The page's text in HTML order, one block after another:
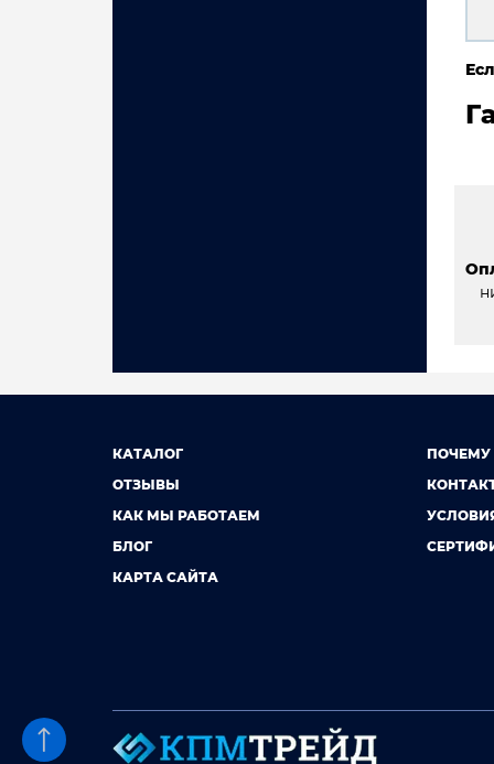
КАТАЛОГ
ОТЗЫВЫ
КАК МЫ РАБОТАЕМ
БЛОГ
КАРТА САЙТА